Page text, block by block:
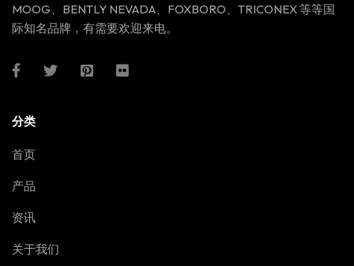
MOOG、BENTLY NEVADA、FOXBORO、TRICONEX 等等国
际知名品牌，有需要欢迎来电。
分类
首页
产品
资讯
关于我们